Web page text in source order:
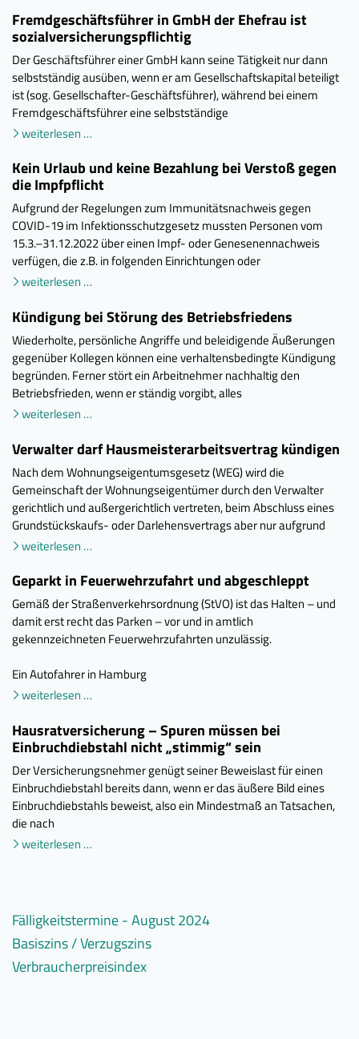
Fremdgeschäftsführer in GmbH der Ehefrau ist
sozialversicherungspflichtig
Der Geschäftsführer einer GmbH kann seine Tätigkeit nur dann
selbstständig ausüben, wenn er am Gesellschaftskapital beteiligt
ist (sog. Gesellschafter-Geschäftsführer), während bei einem
Fremdgeschäftsführer eine selbstständige
weiterlesen …
Kein Urlaub und keine Bezahlung bei Verstoß gegen
die Impfpflicht
Aufgrund der Regelungen zum Immunitätsnachweis gegen
COVID-19 im Infektionsschutzgesetz mussten Personen vom
15.3.–31.12.2022 über einen Impf- oder Genesenennachweis
verfügen, die z.B. in folgenden Einrichtungen oder
weiterlesen …
Kündigung bei Störung des Betriebsfriedens
Wiederholte, persönliche Angriffe und beleidigende Äußerungen
gegenüber Kollegen können eine verhaltensbedingte Kündigung
begründen. Ferner stört ein Arbeitnehmer nachhaltig den
Betriebsfrieden, wenn er ständig vorgibt, alles
weiterlesen …
Verwalter darf Hausmeisterarbeitsvertrag kündigen
Nach dem Wohnungseigentumsgesetz (WEG) wird die
Gemeinschaft der Wohnungseigentümer durch den Verwalter
gerichtlich und außergerichtlich vertreten, beim Abschluss eines
Grundstückskaufs- oder Darlehensvertrags aber nur aufgrund
weiterlesen …
Geparkt in Feuerwehrzufahrt und abgeschleppt
Gemäß der Straßenverkehrsordnung (StVO) ist das Halten – und
damit erst recht das Parken – vor und in amtlich
gekennzeichneten Feuerwehrzufahrten unzulässig.
Ein Autofahrer in Hamburg
weiterlesen …
Hausratversicherung – Spuren müssen bei
Einbruchdiebstahl nicht „stimmig“ sein
Der Versicherungsnehmer genügt seiner Beweislast für einen
Einbruchdiebstahl bereits dann, wenn er das äußere Bild eines
Einbruchdiebstahls beweist, also ein Mindestmaß an Tatsachen,
die nach
weiterlesen …
Fälligkeitstermine - August 2024
Umsatzsteuer
(mtl.),
weiterlesen
…
Basiszins / Verzugszins
Verzugszinssatz
weiterlesen
Verbraucherpreisindex